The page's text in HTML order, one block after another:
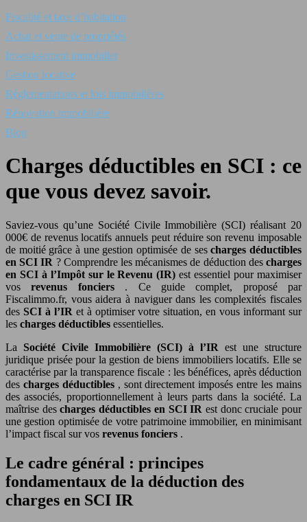
Fiscalité et taxe d’habitation
Achat et vente de propriétés
Investissement immobilier
Gestion locative
Réglementations et lois immobilières
Rénovation immobilière
Blog
Charges déductibles en SCI : ce
que vous devez savoir.
Saviez-vous qu’une Société Civile Immobilière (SCI) réalisant 20
000€ de revenus locatifs annuels peut réduire son revenu imposable
de moitié grâce à une gestion optimisée de sescharges déductibles
en SCI IR ? Comprendre les mécanismes de déduction descharges
en SCI à l’Impôt sur le Revenu (IR)est essentiel pour maximiser
vosrevenus fonciers . Ce guide complet, proposé par
Fiscalimmo.fr, vous aidera à naviguer dans les complexités fiscales
des SCI à l’IR et à optimiser votre situation, en vous informant sur
les charges déductibles essentielles.
La Société Civile Immobilière (SCI) à l’IR est une structure
juridique prisée pour la gestion de biens immobiliers locatifs. Elle se
caractérise par la transparence fiscale : les bénéfices, après déduction
des charges déductibles , sont directement imposés entre les mains
des associés, proportionnellement à leurs parts dans la société. La
maîtrise descharges déductibles en SCI IR est donc cruciale pour
une gestion optimisée de votre patrimoine immobilier, en minimisant
l’impact fiscal sur vos revenus fonciers .
Le cadre général : principes
fondamentaux de la déduction des
charges en SCI IR